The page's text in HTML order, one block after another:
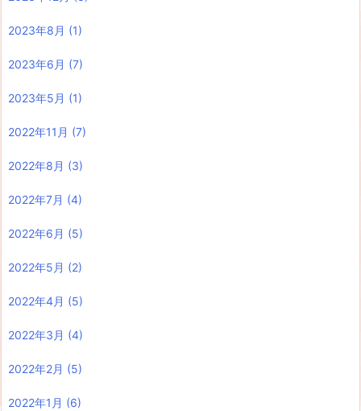
2023年8月 (1)
2023年6月 (7)
2023年5月 (1)
2022年11月 (7)
2022年8月 (3)
2022年7月 (4)
2022年6月 (5)
2022年5月 (2)
2022年4月 (5)
2022年3月 (4)
2022年2月 (5)
2022年1月 (6)